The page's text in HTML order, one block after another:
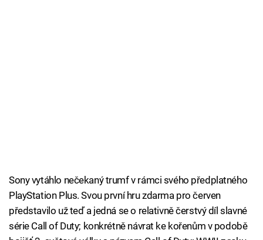
Sony vytáhlo nečekaný trumf v rámci svého předplatného
PlayStation Plus. Svou první hru zdarma pro červen
představilo už teď a jedná se o relativně čerstvý díl slavné
série Call of Duty; konkrétně návrat ke kořenům v podobě